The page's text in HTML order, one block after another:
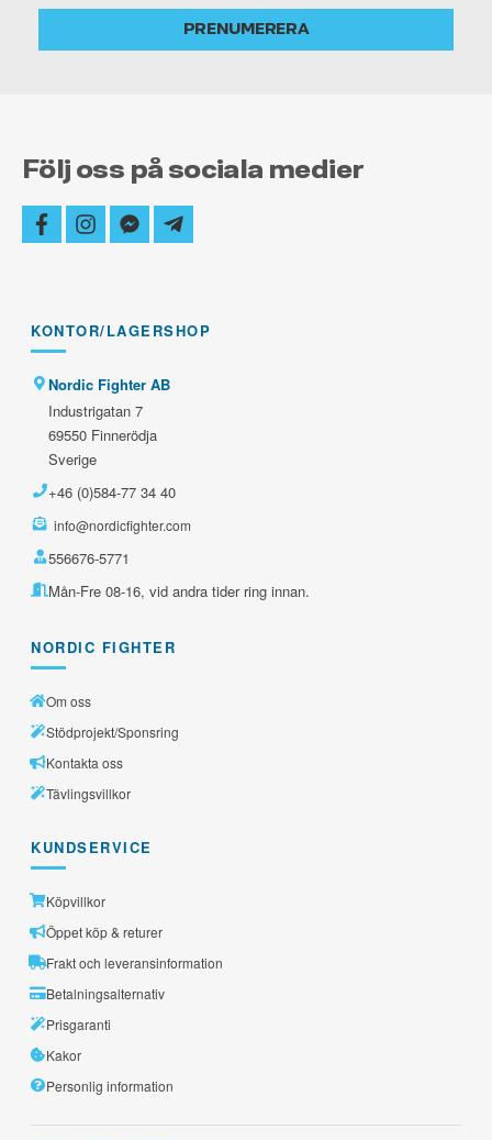
alltid
PRENUMERERA
Följ oss på sociala medier
facebookinstagram
facebook-
messenger
telegram-
plane
KONTOR/LAGERSHOP
Nordic Fighter AB
Industrigatan 7
69550 Finnerödja
Sverige
+46 (0)584-77 34 40
info@nordicfighter.com
556676-5771
Mån-Fre 08-16, vid andra tider ring innan.
NORDIC FIGHTER
Om oss
Stödprojekt/Sponsring
Kontakta oss
Tävlingsvillkor
KUNDSERVICE
Köpvillkor
Öppet köp & returer
Frakt och leveransinformation
Betalningsalternativ
Prisgaranti
Kakor
Personlig information